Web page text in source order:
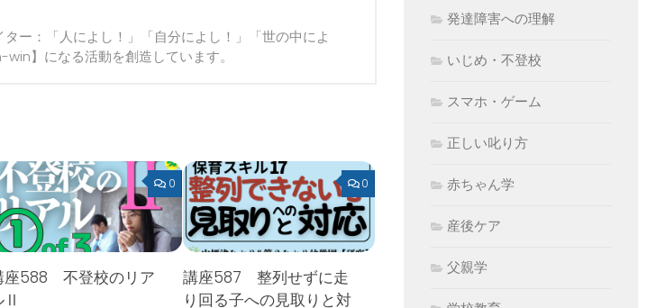
ー：「人によし！」「自分によし！」「世の中によ
】になる活動を創造しています。
0
座588 不登校のリア
Ⅱ
0
講座587 整列せずに走
り回る子への見取りと対
発達障害への理解
いじめ・不登校
スマホ・ゲーム
正しい叱り方
赤ちゃん学
産後ケア
父親学